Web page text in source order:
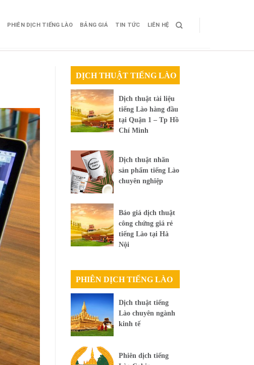
PHIÊN DỊCH TIẾNG LÀO BẢNG GIÁ TIN TỨC LIÊN HỆ
DỊCH THUẬT TIẾNG LÀO
Dịch thuật tài liệu
tiếng Lào hàng đầu
tại Quận 1 – Tp Hồ
Chí Minh
Dịch thuật nhãn
sản phẩm tiếng Lào
chuyên nghiệp
Báo giá dịch thuật
công chứng giá rẻ
tiếng Lào tại Hà
Nội
PHIÊN DỊCH TIẾNG LÀO
Dịch thuật tiếng
Lào chuyên ngành
kinh tế
Phiên dịch tiếng